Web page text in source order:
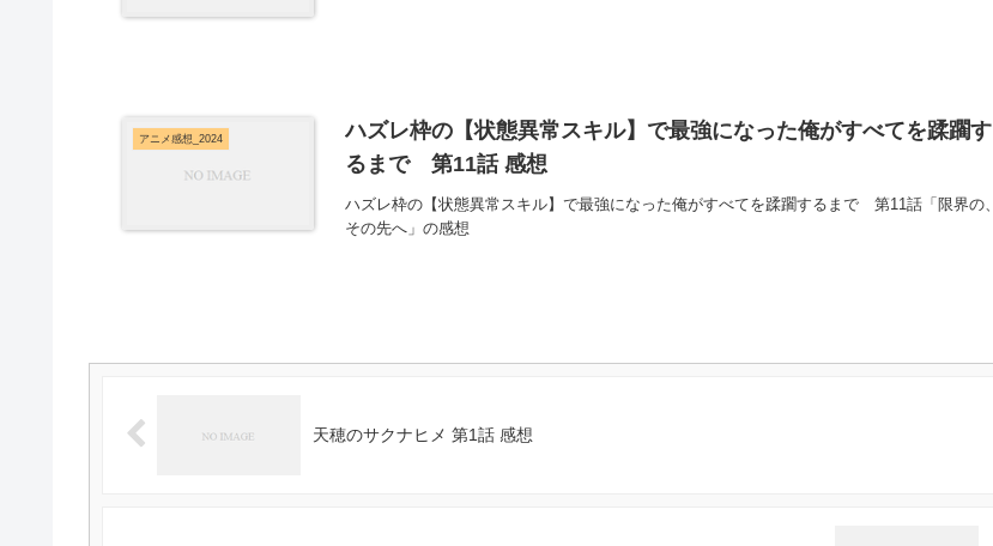
アニメ感想_2024
ハズレ枠の【状態異常スキル】で最強になった俺がすべてを蹂躙す
るまで 第11話 感想
ハズレ枠の【状態異常スキル】で最強になった俺がすべてを蹂躙するまで 第11話「限界の、
その先へ」の感想
天穂のサクナヒメ 第1話 感想